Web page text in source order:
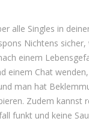
alle Singles in
Nichtens
einem
einem Chat
man hat
Zudem kannst
funkt und keine